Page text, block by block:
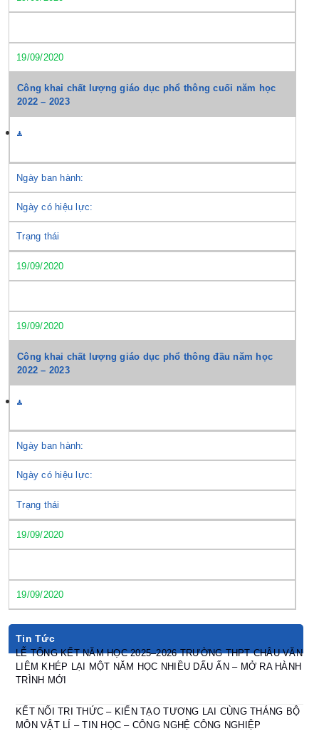
19/09/2020
Công khai chất lượng giáo dục phổ thông cuối năm học
2022 – 2023
Ngày ban hành:
Ngày có hiệu lực:
Trạng thái
19/09/2020
19/09/2020
Công khai chất lượng giáo dục phổ thông đầu năm học
2022 – 2023
Ngày ban hành:
Ngày có hiệu lực:
Trạng thái
19/09/2020
19/09/2020
Tin Tức
LỄ TỔNG KẾT NĂM HỌC 2025–2026 TRƯỜNG THPT CHÂU VĂN
LIÊM KHÉP LẠI MỘT NĂM HỌC NHIỀU DẤU ẤN – MỞ RA HÀNH
TRÌNH MỚI
KẾT NỐI TRI THỨC – KIẾN TẠO TƯƠNG LAI CÙNG THÁNG BỘ
MÔN VẬT LÍ – TIN HỌC – CÔNG NGHỆ CÔNG NGHIỆP